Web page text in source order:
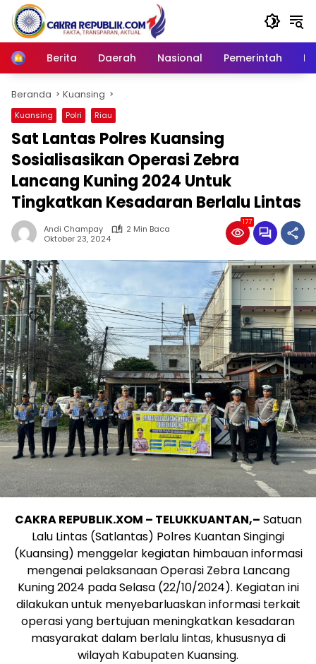
Langsung
konten
Home
Berita Daerah Nasional Pemerintah
Beranda Kuansing
Kuansing Polri Riau
Sat Lantas Polres Kuansing
Sosialisasikan Operasi Zebra
Lancang Kuning 2024 Untuk
Tingkatkan Kesadaran Berlalu Lintas
Andi Champay
2 Min Baca
Oktober 23, 2024
177
CAKRA REPUBLIK.XOM – TELUKKUANTAN,– Satuan
Lalu Lintas (Satlantas) Polres Kuantan Singingi
(Kuansing) menggelar kegiatan himbauan informasi
mengenai pelaksanaan Operasi Zebra Lancang
Kuning 2024 pada Selasa (22/10/2024). Kegiatan ini
dilakukan untuk menyebarluaskan informasi terkait
operasi yang bertujuan meningkatkan kesadaran
masyarakat dalam berlalu lintas, khususnya di
wilayah Kabupaten Kuansing.